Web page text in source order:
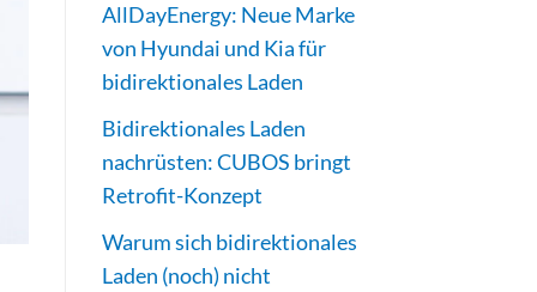
AllDayEnergy: Neue Marke
von Hyundai und Kia für
bidirektionales Laden
Bidirektionales Laden
nachrüsten: CUBOS bringt
Retrofit-Konzept
Warum sich bidirektionales
Laden (noch) nicht